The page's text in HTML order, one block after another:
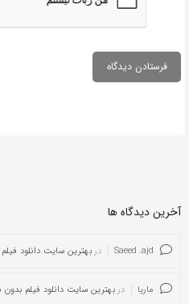
آخرین دیدگاه ها
Saeed .ajd در بهترین سایت دانلود فیلم
ماریا در بهترین سایت دانلود فیلم بدون